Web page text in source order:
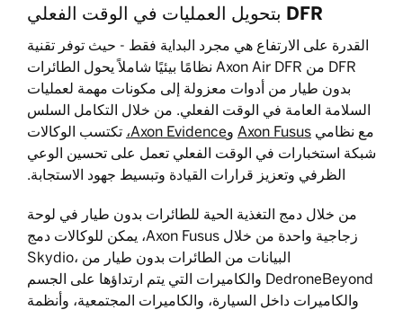
DFR بتحويل العمليات في الوقت الفعلي
القدرة على الارتفاع هي مجرد البداية فقط - حيث توفر تقنية
DFR من Axon Air DFR نظامًا بيئيًا شاملاً يحول الطائرات
بدون طيار من أدوات معزولة إلى مكونات مهمة لعمليات
السلامة العامة في الوقت الفعلي. من خلال التكامل السلس
مع نظامي Axon Fusus وAxon Evidence،
تكتسب الوكالات
شبكة استخبارات في الوقت الفعلي تعمل على تحسين الوعي
الظرفي وتعزيز قرارات القيادة وتبسيط جهود الاستجابة.
من خلال دمج التغذية الحية للطائرات بدون طيار في لوحة
زجاجية واحدة من خلال Axon Fusus، يمكن للوكالات دمج
البيانات من الطائرات بدون طيار من Skydio،
DedroneBeyond والكاميرات التي يتم ارتداؤها على الجسم
والكاميرات داخل السيارة، والكاميرات المجتمعية، وأنظمة